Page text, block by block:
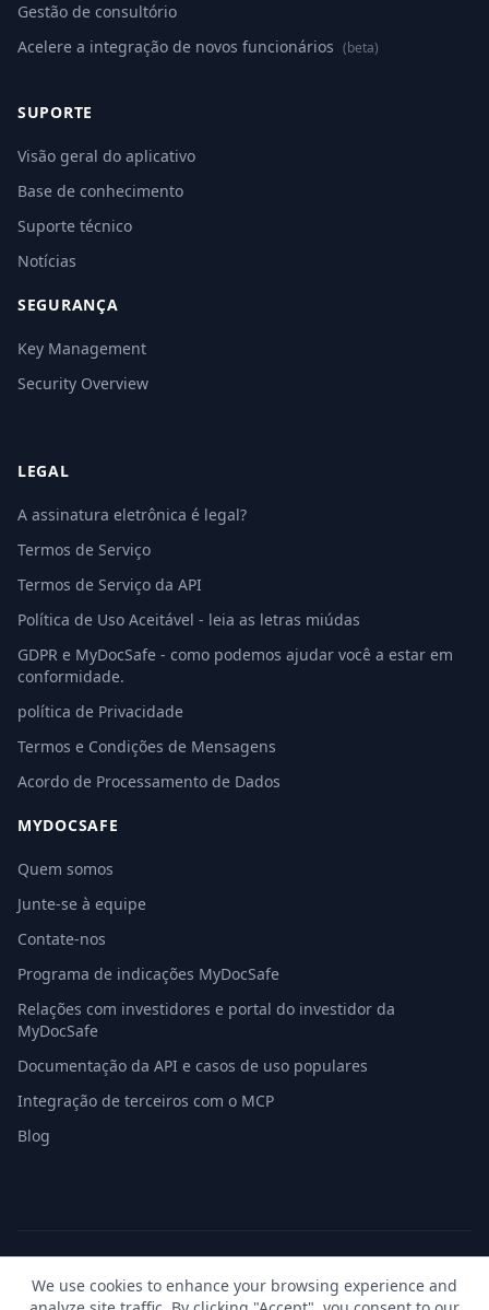
Gestão de consultório
Acelere a integração de novos funcionários (beta)
SUPORTE
Visão geral do aplicativo
Base de conhecimento
Suporte técnico
Notícias
SEGURANÇA
Key Management
Security Overview
LEGAL
A assinatura eletrônica é legal?
Termos de Serviço
Termos de Serviço da API
Política de Uso Aceitável - leia as letras miúdas
GDPR e MyDocSafe - como podemos ajudar você a estar em
conformidade.
política de Privacidade
Termos e Condições de Mensagens
Acordo de Processamento de Dados
MYDOCSAFE
Quem somos
Junte-se à equipe
Contate-nos
Programa de indicações MyDocSafe
Relações com investidores e portal do investidor da
MyDocSafe
Documentação da API e casos de uso populares
Integração de terceiros com o MCP
Blog
© 2026 MyDocSafe. Todos os direitos reservados. |
Mapa do
site | build dev
We use cookies to enhance your browsing experience and